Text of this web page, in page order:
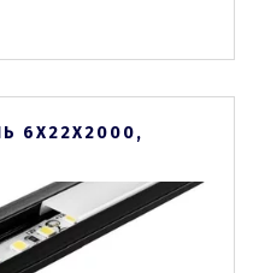
6Х22Х2000,